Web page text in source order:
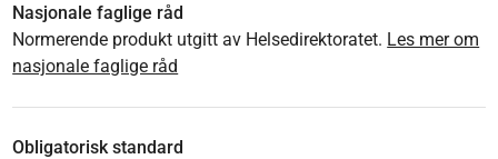
Nasjonale faglige råd
Normerende produkt utgitt av Helsedirektoratet. Les mer om
nasjonale faglige råd
Obligatorisk standard